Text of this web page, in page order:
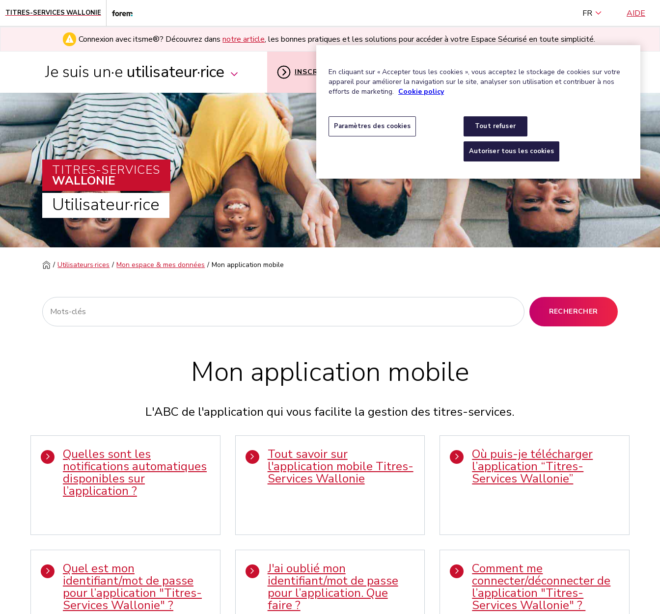
TITRES-SERVICES WALLONIE FR AIDE
Connexion avec itsme®? Découvrez dansnotre article, les bonnes pratiques et les solutions pour accéder à votre Espace Sécurisé en toute simplicité.
Je suis un·e utilisateur·rice INSCRIPTION
MON ESPACE UTILISATEUR·RICE
Trouver une entreprise agréée
TITRES-SERVICES
WALLONIE
Utilisateur·rice
Utilisateurs·rices Mon espace & mes données Mon application mobile
RECHERCHER
Mon application mobile
L'ABC de l'application qui vous facilite la gestion des titres-services.
Quelles sont les
notifications automatiques
disponibles sur
l’application ?
Tout savoir sur
l'application mobile Titres-
Services Wallonie
Où puis-je télécharger
l’application “Titres-
Services Wallonie”
Quel est mon
identifiant/mot de passe
pour l’application "Titres-
Services Wallonie" ?
J'ai oublié mon
identifiant/mot de passe
pour l’application. Que
faire ?
Comment me
connecter/déconnecter de
l’application "Titres-
Services Wallonie" ?
En cliquant sur « Accepter tous les cookies », vous acceptez le stockage de cookies sur votre
appareil pour améliorer la navigation sur le site, analyser son utilisation et contribuer à nos
efforts de marketing. Cookie policy
Tout refuser
Autoriser tous les cookies
Paramètres des cookies